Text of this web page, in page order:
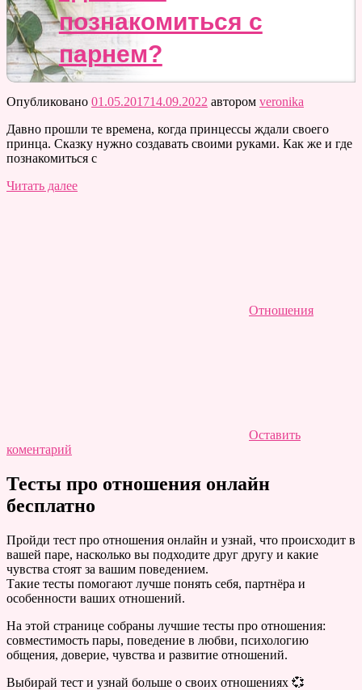
познакомиться с
парнем?
Опубликовано 01.05.201714.09.2022 автором veronika
Давно прошли те времена, когда принцессы ждали своего
принца. Сказку нужно создавать своими руками. Как же и где
познакомиться с
Читать далее
Отношения
Оставить
коментарий
Тесты про отношения онлайн
бесплатно
Пройди тест про отношения онлайн и узнай, что происходит в
вашей паре, насколько вы подходите друг другу и какие
чувства стоят за вашим поведением.
Такие тесты помогают лучше понять себя, партнёра и
особенности ваших отношений.
На этой странице собраны лучшие тесты про отношения:
совместимость пары, поведение в любви, психологию
общения, доверие, чувства и развитие отношений.
Выбирай тест и узнай больше о своих отношениях 💞